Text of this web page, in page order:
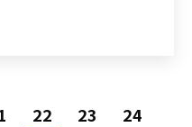
22 23
24